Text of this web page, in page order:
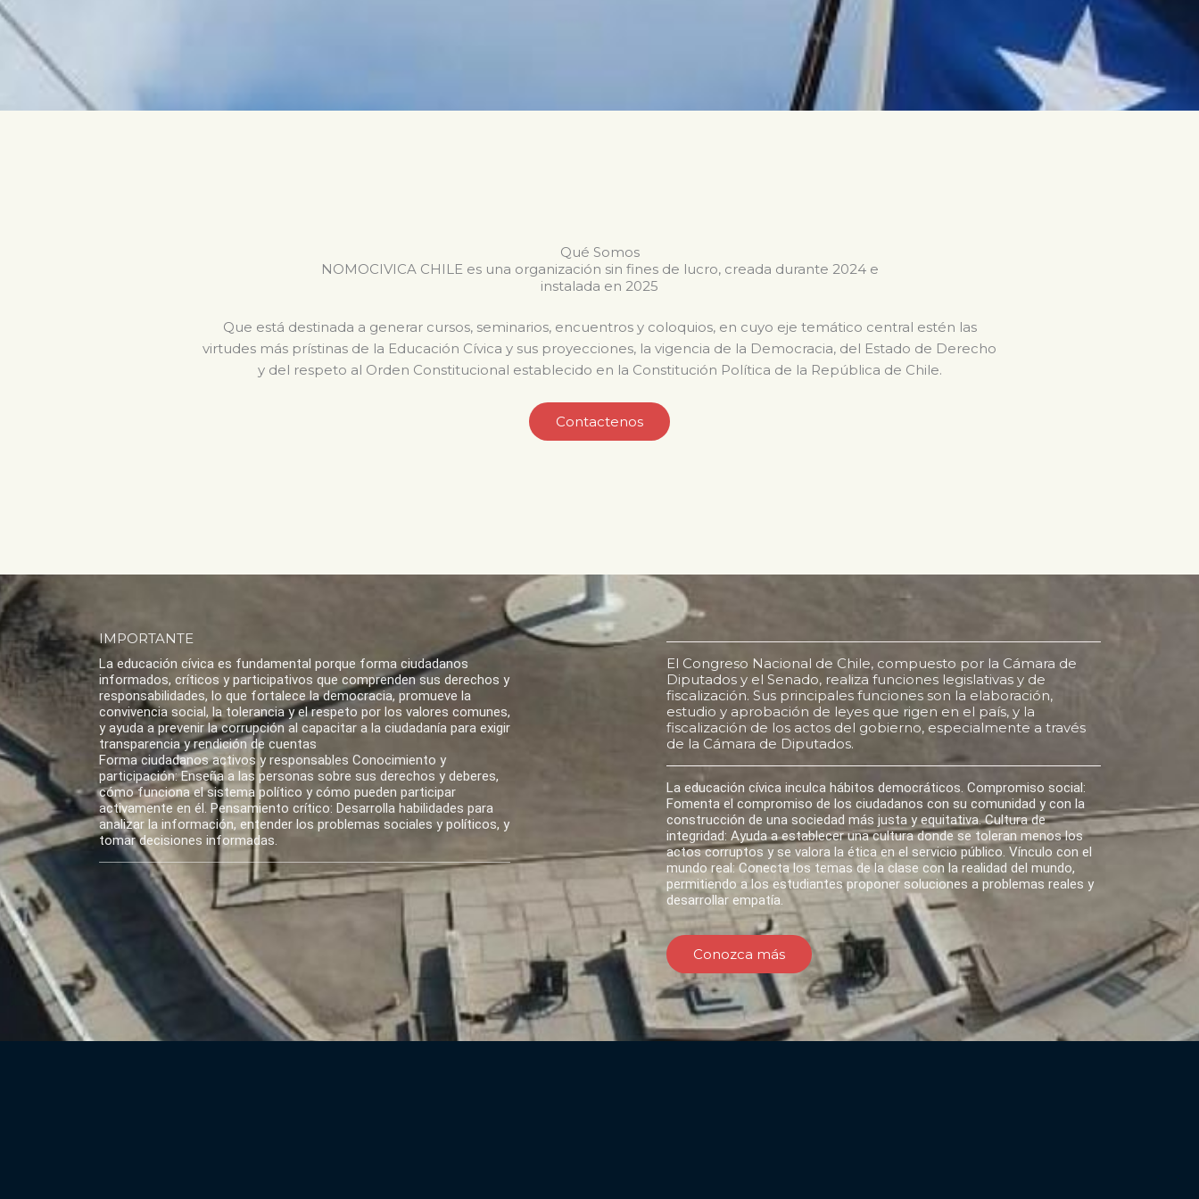
Qué Somos
NOMOCIVICA CHILE es una organización sin fines de lucro, creada durante 2024 e
instalada en 2025
Que está destinada a generar cursos, seminarios, encuentros y coloquios, en cuyo eje temático central estén las
virtudes más prístinas de la Educación Cívica y sus proyecciones, la vigencia de la Democracia, del Estado de Derecho
y del respeto al Orden Constitucional establecido en la Constitución Política de la República de Chile.
Contactenos
IMPORTANTE
La educación cívica es fundamental porque forma ciudadanos
informados, críticos y participativos que comprenden sus derechos y
responsabilidades, lo que fortalece la democracia, promueve la
convivencia social, la tolerancia y el respeto por los valores comunes,
y ayuda a prevenir la corrupción al capacitar a la ciudadanía para exigir
transparencia y rendición de cuentas
Forma ciudadanos activos y responsables Conocimiento y
participación: Enseña a las personas sobre sus derechos y deberes,
cómo funciona el sistema político y cómo pueden participar
activamente en él. Pensamiento crítico: Desarrolla habilidades para
analizar la información, entender los problemas sociales y políticos, y
tomar decisiones informadas.
El Congreso Nacional de Chile, compuesto por la Cámara de
Diputados y el Senado, realiza funciones legislativas y de
fiscalización. Sus principales funciones son la elaboración,
estudio y aprobación de leyes que rigen en el país, y la
fiscalización de los actos del gobierno, especialmente a través
de la Cámara de Diputados.
La educación cívica inculca hábitos democráticos. Compromiso social:
Fomenta el compromiso de los ciudadanos con su comunidad y con la
construcción de una sociedad más justa y equitativa. Cultura de
integridad: Ayuda a establecer una cultura donde se toleran menos los
actos corruptos y se valora la ética en el servicio público. Vínculo con el
mundo real: Conecta los temas de la clase con la realidad del mundo,
permitiendo a los estudiantes proponer soluciones a problemas reales y
desarrollar empatía.
Conozca más